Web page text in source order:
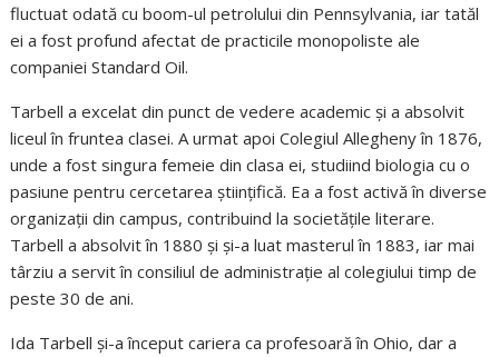
fluctuat odată cu boom-ul petrolului din Pennsylvania, iar tatăl
ei a fost profund afectat de practicile monopoliste ale
companiei Standard Oil.
Tarbell a excelat din punct de vedere academic și a absolvit
liceul în fruntea clasei. A urmat apoi Colegiul Allegheny în 1876,
unde a fost singura femeie din clasa ei, studiind biologia cu o
pasiune pentru cercetarea științifică. Ea a fost activă în diverse
organizații din campus, contribuind la societățile literare.
Tarbell a absolvit în 1880 și și-a luat masterul în 1883, iar mai
târziu a servit în consiliul de administrație al colegiului timp de
peste 30 de ani.
Ida Tarbell și-a început cariera ca profesoară în Ohio, dar a